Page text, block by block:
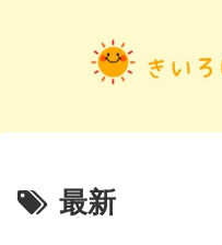
最新